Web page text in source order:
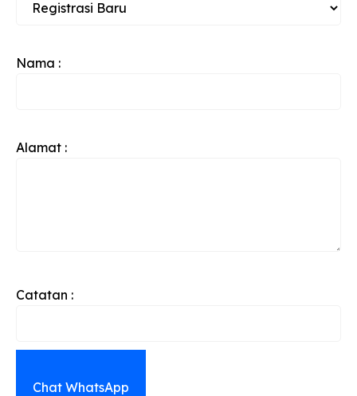
Nama :
Alamat :
Catatan :
Chat WhatsApp